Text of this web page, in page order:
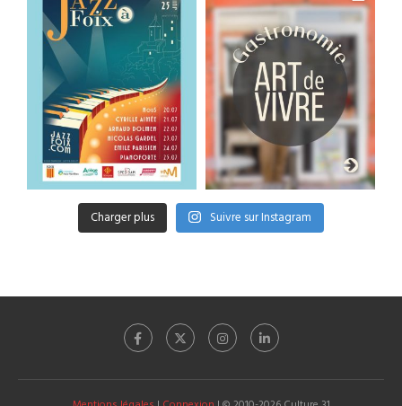
Charger plus Suivre sur Instagram